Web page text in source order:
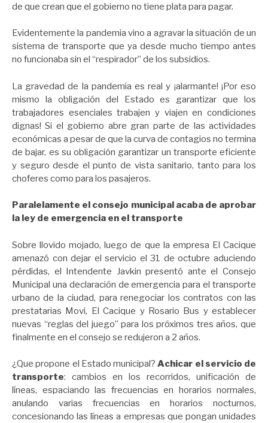
de que crean que el gobierno no tiene plata para pagar.
Evidentemente la pandemia vino a agravar la situación de un
sistema de transporte que ya desde mucho tiempo antes
no funcionaba sin el “respirador” de los subsidios.
La gravedad de la pandemia es real y ¡alarmante! ¡Por eso
mismo la obligación del Estado es garantizar que los
trabajadores esenciales trabajen y viajen en condiciones
dignas! Si el gobierno abre gran parte de las actividades
económicas a pesar de que la curva de contagios no termina
de bajar, es su obligación garantizar un transporte eficiente
y seguro desde el punto de vista sanitario, tanto para los
choferes como para los pasajeros.
Paralelamente el consejo municipal acaba de aprobar
la ley de emergencia en el transporte
Sobre llovido mojado, luego de que la empresa El Cacique
amenazó con dejar el servicio el 31 de octubre aduciendo
pérdidas, el Intendente Javkin presentó ante el Consejo
Municipal una declaración de emergencia para el transporte
urbano de la ciudad, para renegociar los contratos con las
prestatarias Movi, El Cacique y Rosario Bus y establecer
nuevas “reglas del juego” para los próximos tres años, que
finalmente en el consejo se redujeron a 2 años.
¿Que propone el Estado municipal?Achicar el servicio de
transporte: cambios en los recorridos, unificación de
líneas, espaciando las frecuencias en horarios normales,
anulando varias frecuencias en horarios nocturnos,
concesionando las líneas a empresas que pongan unidades